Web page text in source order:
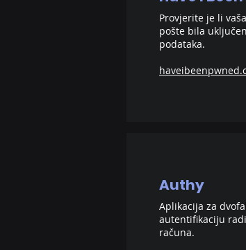
Provjerite je li
pošte bila
podataka.
Authy
Aplikacija za
autentifikaciju
računa.